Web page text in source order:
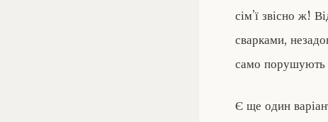
сім’ї звісно ж!
сварками,
само порушують
Є ще один